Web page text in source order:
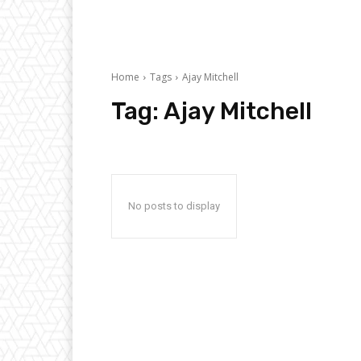
Home Tags Ajay Mitchell
Tag: Ajay Mitchell
No posts to display